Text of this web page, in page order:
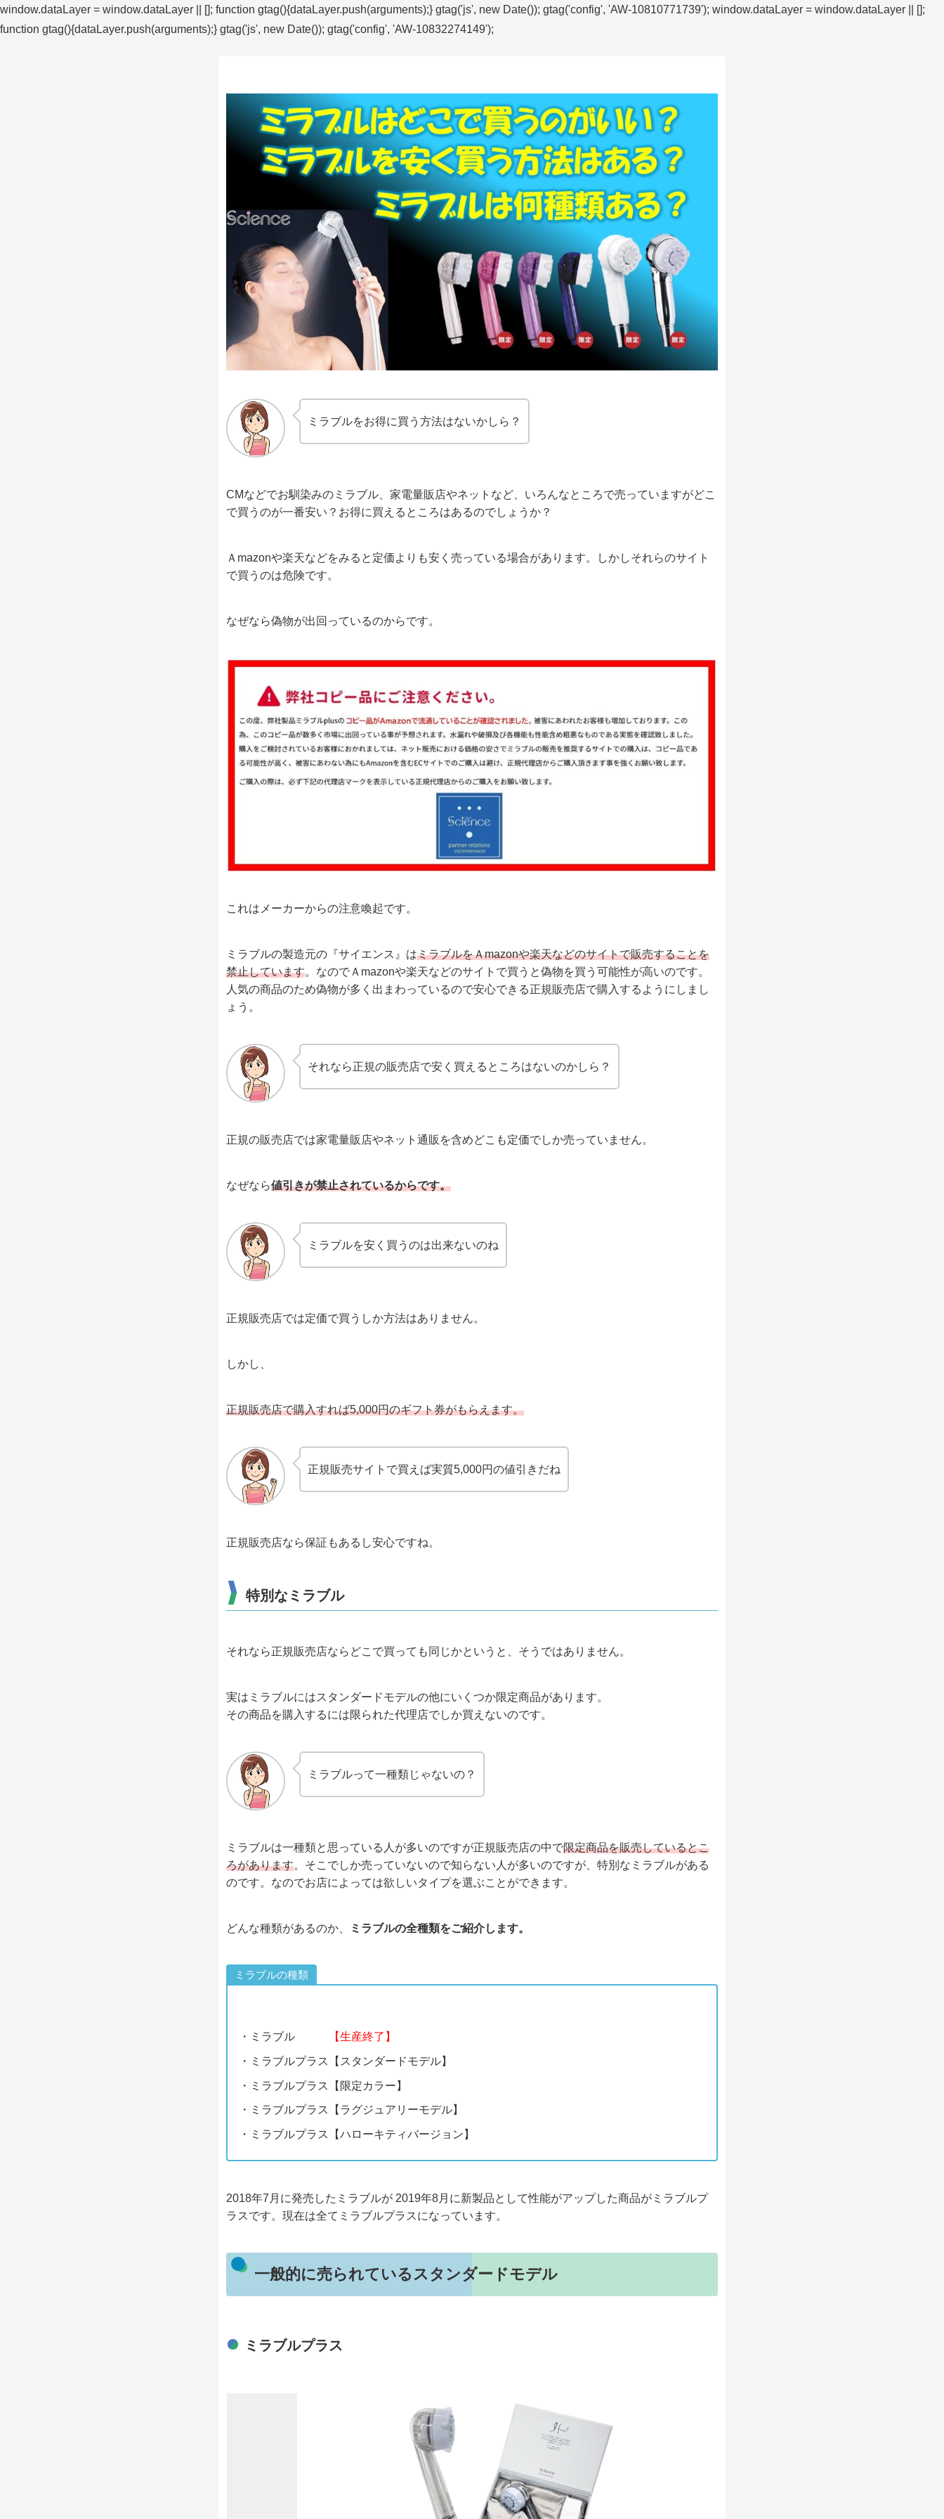
window.dataLayer = window.dataLayer || []; function gtag(){dataLayer.push(arguments);} gtag('js', new Date()); gtag('config', 'AW-10810771739'); window.dataLayer = window.dataLayer || [];
function gtag(){dataLayer.push(arguments);} gtag('js', new Date()); gtag('config', 'AW-10832274149');
ミラブルをお得に買う方法はないかしら？
CMなどでお馴染みのミラブル、家電量販店やネットなど、いろんなところで売っていますがどこ
で買うのが一番安い？お得に買えるところはあるのでしょうか？
Ａmazonや楽天などをみると定価よりも安く売っている場合があります。しかしそれらのサイト
で買うのは危険です。
なぜなら偽物が出回っているのからです。
これはメーカーからの注意喚起です。
ミラブルの製造元の『サイエンス』はミラブルをＡmazonや楽天などのサイトで販売することを
禁止しています。なのでＡmazonや楽天などのサイトで買うと偽物を買う可能性が高いのです。
人気の商品のため偽物が多く出まわっているので安心できる正規販売店で購入するようにしまし
ょう。
それなら正規の販売店で安く買えるところはないのかしら？
正規の販売店では家電量販店やネット通販を含めどこも定価でしか売っていません。
なぜなら値引きが禁止されているからです。
ミラブルを安く買うのは出来ないのね
正規販売店では定価で買うしか方法はありません。
しかし、
正規販売店で購入すれば5,000円のギフト券がもらえます。
正規販売サイトで買えば実質5,000円の値引きだね
正規販売店なら保証もあるし安心ですね。
特別なミラブル
それなら正規販売店ならどこで買っても同じかというと、そうではありません。
実はミラブルにはスタンダードモデルの他にいくつか限定商品があります。
その商品を購入するには限られた代理店でしか買えないのです。
ミラブルって一種類じゃないの？
ミラブルは一種類と思っている人が多いのですが正規販売店の中で限定商品を販売しているとこ
ろがあります。そこでしか売っていないので知らない人が多いのですが、特別なミラブルがある
のです。なのでお店によっては欲しいタイプを選ぶことができます。
どんな種類があるのか、 ミラブルの全種類をご紹介します。
ミラブルの種類
・ミラブル 【生産終了】
・ミラブルプラス【スタンダードモデル】
・ミラブルプラス【限定カラー】
・ミラブルプラス【ラグジュアリーモデル】
・ミラブルプラス【ハローキティバージョン】
2018年7月に発売したミラブルが 2019年8月に新製品として性能がアップした商品がミラブルプ
ラスです。現在は全てミラブルプラスになっています。
一般的に売られているスタンダードモデル
ミラブルプラス